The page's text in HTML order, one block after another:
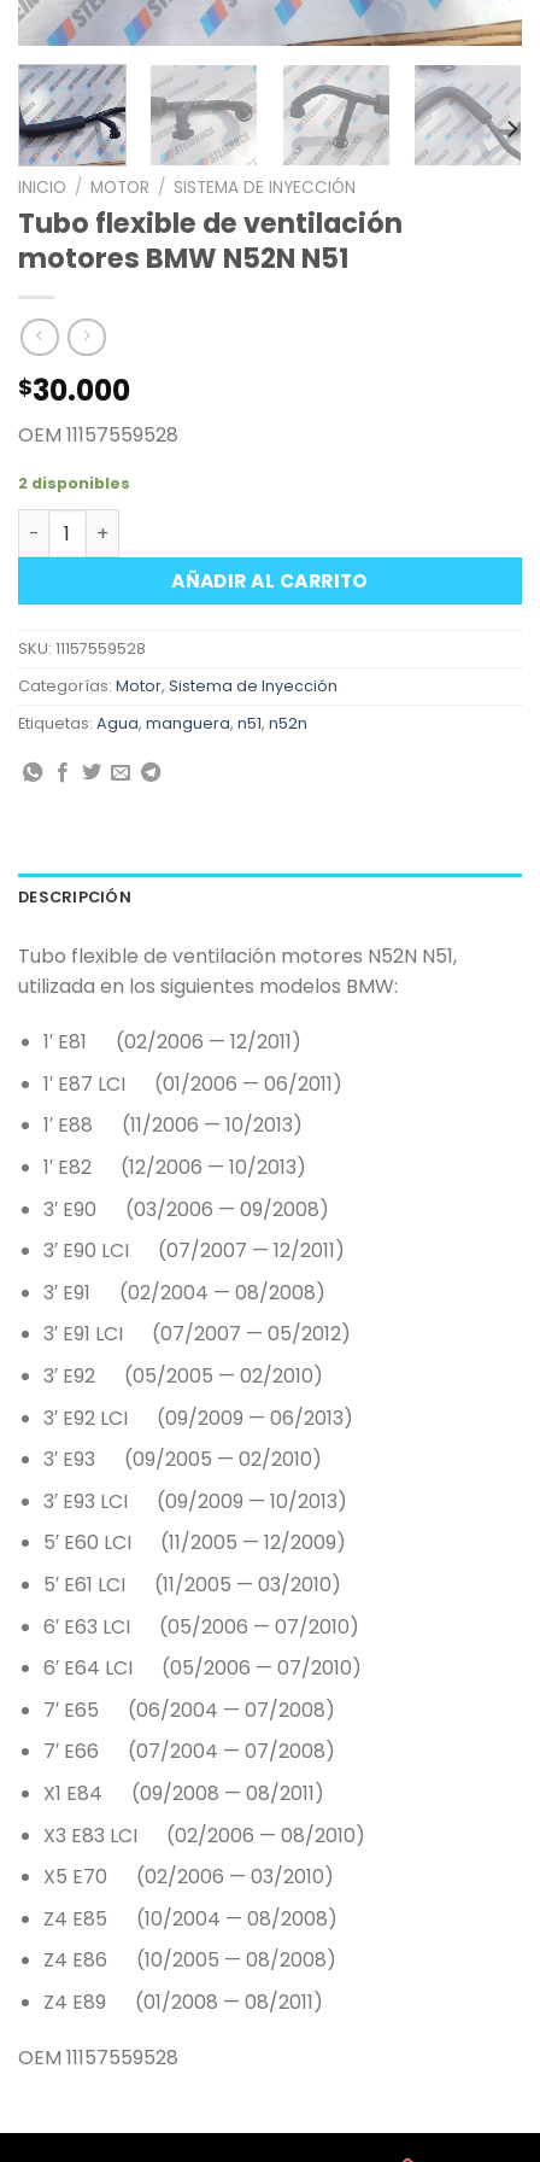
INICIO / MOTOR / SISTEMA DE INYECCIÓN
Tubo flexible de ventilación
motores BMW N52N N51
$30.000
OEM 11157559528
2 disponibles
Tubo flexible de ventilación motores BMW N52N N51
AÑADIR AL CARRITO
SKU: 11157559528
Categorías: Motor, Sistema de Inyección
Etiquetas: Agua, manguera, n51, n52n
DESCRIPCIÓN
Tubo flexible de ventilación motores N52N N51,
utilizada en los siguientes modelos BMW:
1′ E81 (02/2006 — 12/2011)
1′ E87 LCI (01/2006 — 06/2011)
1′ E88 (11/2006 — 10/2013)
1′ E82 (12/2006 — 10/2013)
3′ E90 (03/2006 — 09/2008)
3′ E90 LCI (07/2007 — 12/2011)
3′ E91 (02/2004 — 08/2008)
3′ E91 LCI (07/2007 — 05/2012)
3′ E92 (05/2005 — 02/2010)
3′ E92 LCI (09/2009 — 06/2013)
3′ E93 (09/2005 — 02/2010)
3′ E93 LCI (09/2009 — 10/2013)
5′ E60 LCI (11/2005 — 12/2009)
5′ E61 LCI (11/2005 — 03/2010)
6′ E63 LCI (05/2006 — 07/2010)
6′ E64 LCI (05/2006 — 07/2010)
7′ E65 (06/2004 — 07/2008)
7′ E66 (07/2004 — 07/2008)
X1 E84 (09/2008 — 08/2011)
X3 E83 LCI (02/2006 — 08/2010)
X5 E70 (02/2006 — 03/2010)
Z4 E85 (10/2004 — 08/2008)
Z4 E86 (10/2005 — 08/2008)
Z4 E89 (01/2008 — 08/2011)
OEM 11157559528